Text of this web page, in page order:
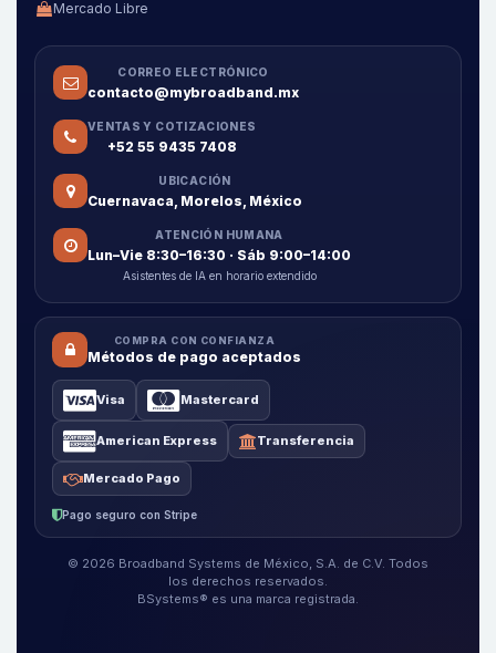
Mercado Libre
CORREO ELECTRÓNICO
contacto@mybroadband.mx
VENTAS Y COTIZACIONES
+52 55 9435 7408
UBICACIÓN
Cuernavaca, Morelos, México
ATENCIÓN HUMANA
Lun–Vie 8:30–16:30 · Sáb 9:00–14:00
Asistentes de IA en horario extendido
COMPRA CON CONFIANZA
Métodos de pago aceptados
Visa Mastercard
American Express Transferencia
Mercado Pago
Pago seguro con Stripe
© 2026 Broadband Systems de México, S.A. de C.V. Todos
los derechos reservados.
BSystems® es una marca registrada.